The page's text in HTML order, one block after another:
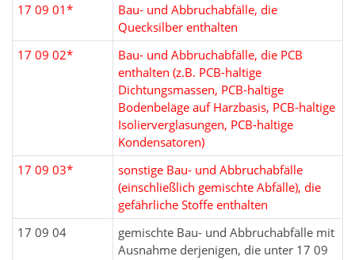
17 09 01*
Bau- und Abbruchabfälle, die
Quecksilber enthalten
17 09 02*
Bau- und Abbruchabfälle, die PCB
enthalten (z.B. PCB-haltige
Dichtungsmassen, PCB-haltige
Bodenbeläge auf Harzbasis, PCB-haltige
Isolierverglasungen, PCB-haltige
Kondensatoren)
17 09 03*
sonstige Bau- und Abbruchabfälle
(einschließlich gemischte Abfälle), die
gefährliche Stoffe enthalten
17 09 04
gemischte Bau- und Abbruchabfälle mit
Ausnahme derjenigen, die unter 17 09